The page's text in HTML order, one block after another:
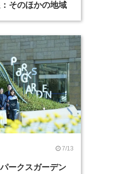
そのほかの地域
7/13
ークスガーデン